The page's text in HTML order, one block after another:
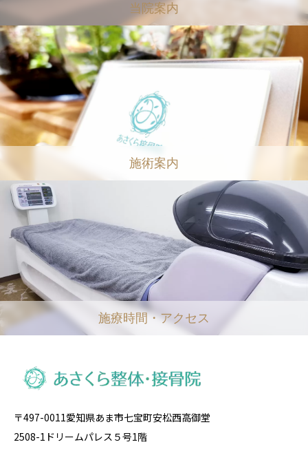
当院案内
施術案内
施療時間・アクセス
〒497-0011愛知県あま市七宝町安松西高御堂
2508-1ドリームパレス５号1階